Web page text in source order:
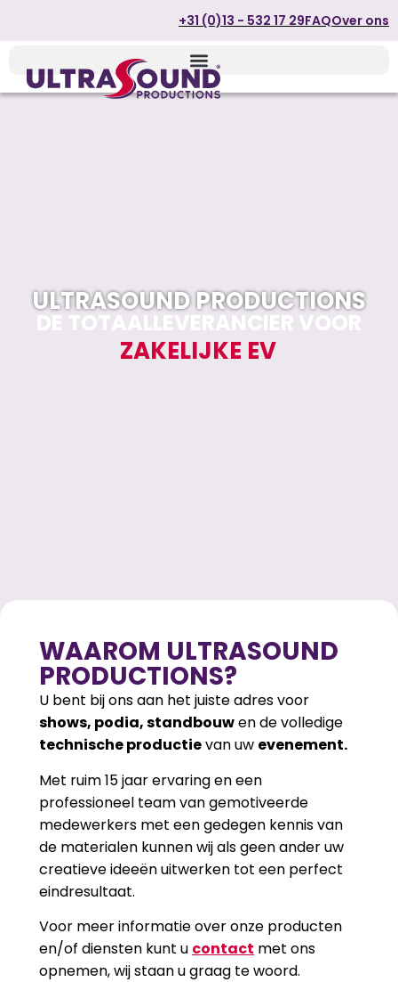
+31 (0)13 - 532 17 29FAQOver ons
ULTRASOUND PRODUCTIONS
DE TOTAALLEVERANCIER VOOR
AKELIJKEEVEN
WAAROM ULTRASOUND
PRODUCTIONS?
U bent bij ons aan het juiste adres voor
shows, podia, standbouwen de volledige
technische productievan uw evenement.
Met ruim 15 jaar ervaring en een
professioneel team van gemotiveerde
medewerkers met een gedegen kennis van
de materialen kunnen wij als geen ander uw
creatieve ideeën uitwerken tot een perfect
eindresultaat.
Voor meer informatie over onze producten
en/of diensten kunt u contact met ons
opnemen, wij staan u graag te woord.